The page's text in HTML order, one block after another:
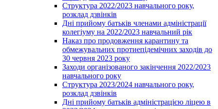
Структура 2022/2023 навчального року,
розклад дзвінків
Дні прийому батьків членами адміністрації
колегіуму на 2022/2023 навчальний рік
Наказ про продовження карантину та
обмежувальних протиепідемічних заходів до
30 червня 2023 року
Заходи організованого закінчення 2022/2023
навчального року
Структура 2023/2024 навчального року,
розклад дзвінків
Дні прийому батьків адміністрацією ліцею в